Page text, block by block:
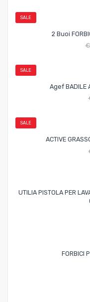
SALE
2 Buoi
€
SALE
Agef BADILE
SALE
ACTIVE
UTILIA PISTOLA PER
FORBICI